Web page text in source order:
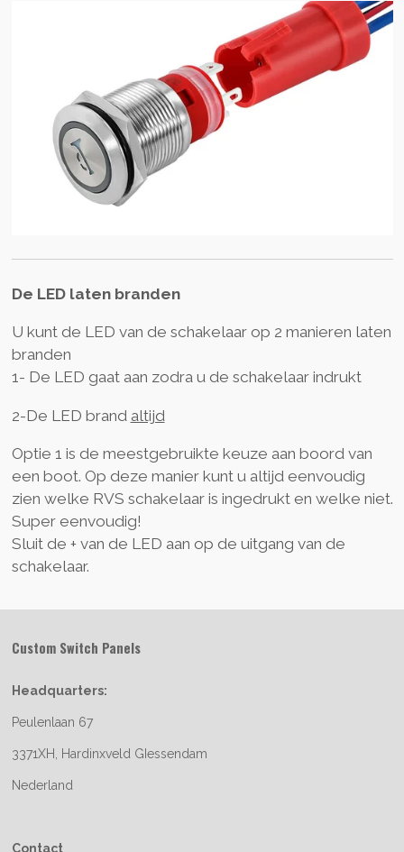
De LED laten branden
U kunt de LED van de schakelaar op 2 manieren laten
branden
1- De LED gaat aan zodra u de schakelaar indrukt
2-De LED brand altijd
Optie 1 is de meestgebruikte keuze aan boord van
een boot. Op deze manier kunt u altijd eenvoudig
zien welke RVS schakelaar is ingedrukt en welke niet.
Super eenvoudig!
Sluit de + van de LED aan op de uitgang van de
schakelaar.
Custom Switch Panels
Headquarters:
Peulenlaan 67
3371XH, Hardinxveld GIessendam
Nederland
Contact